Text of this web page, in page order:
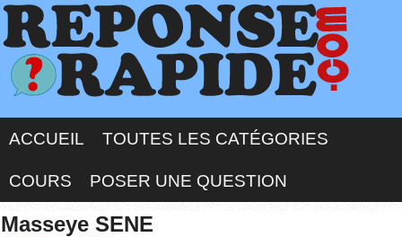
ACCUEIL TOUTES LES CATÉGORIES
COURS POSER UNE QUESTION
Masseye SENE